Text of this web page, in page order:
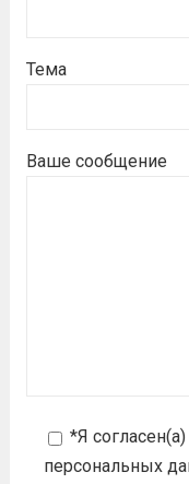
Тема
Ваше сообщение
*Я
персональных